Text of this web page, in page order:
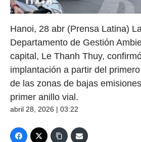
Hanoi, 28 abr (Prensa Latina)
Departamento de Gestión
capital, Le Thanh Thuy,
implantación a partir del
de las zonas de bajas
primer anillo vial.
abril 28, 2026 | 03:22